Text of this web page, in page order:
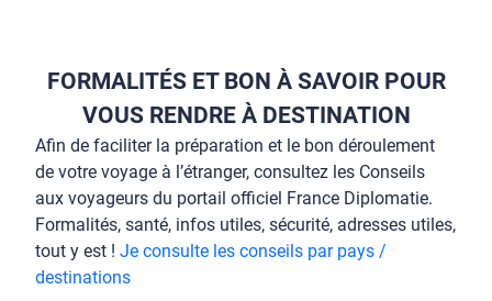
FORMALITÉS ET BON À SAVOIR POUR
VOUS RENDRE À DESTINATION
Afin de faciliter la préparation et le bon déroulement
de votre voyage à l’étranger, consultez les Conseils
aux voyageurs du portail officiel France Diplomatie.
Formalités, santé, infos utiles, sécurité, adresses utiles,
tout y est ! Je consulte les conseils par pays /
destinations